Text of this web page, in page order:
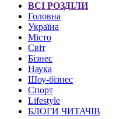
ВСІ РОЗДІЛИ
Головна
Україна
Місто
Світ
Бізнес
Наука
Шоу-бізнес
Спорт
Lifestyle
БЛОГИ ЧИТАЧІВ